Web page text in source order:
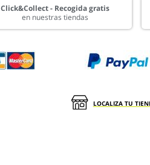
Click&Collect - Recogida gratis
en nuestras tiendas
LOCALIZA TU